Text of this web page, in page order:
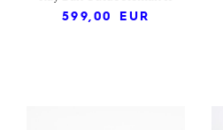
599,00
EUR